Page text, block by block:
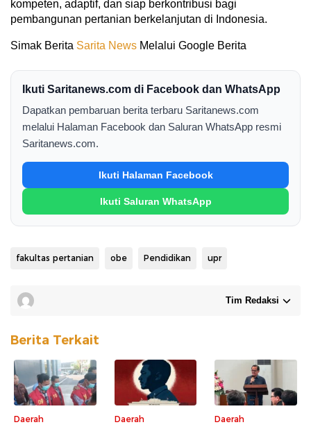
kompeten, adaptif, dan siap berkontribusi bagi
pembangunan pertanian berkelanjutan di Indonesia.
Simak Berita Sarita News Melalui Google Berita
Ikuti Saritanews.com di Facebook dan WhatsApp
Dapatkan pembaruan berita terbaru Saritanews.com
melalui Halaman Facebook dan Saluran WhatsApp resmi
Saritanews.com.
Ikuti Halaman Facebook
Ikuti Saluran WhatsApp
fakultas pertanian obe Pendidikan upr
Tim Redaksi
Berita Terkait
Daerah Daerah Daerah